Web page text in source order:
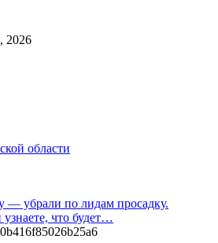
2026
области
— убрали по лидам просадку.
что будет…